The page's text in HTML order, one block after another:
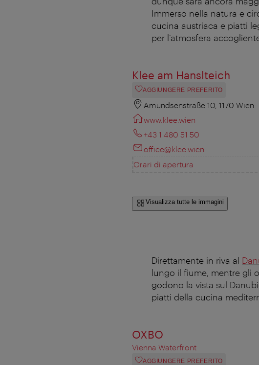
Immerso nella natura e
cucina austriaca e piatti
per l’atmosfera
Klee am Hanslteich
AGGIUNGERE PREFERITO
Amundsenstraße 10, 1170 Wien
www.klee.wien
+43 1 480 51 50
office@klee.wien
Orari di apertura
Visualizza tutte le immagini
Direttamente in riva al
lungo il fiume, mentre gli
godono la vista sul
piatti della cucina
OXBO
Vienna Waterfront
AGGIUNGERE PREFERITO